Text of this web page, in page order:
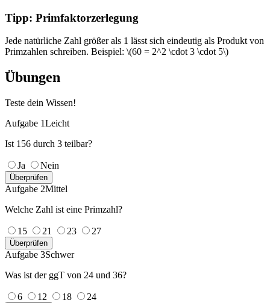
Tipp: Primfaktorzerlegung
Jede natürliche Zahl größer als 1 lässt sich eindeutig als Produkt von
Primzahlen schreiben. Beispiel: \(60 = 2^2 \cdot 3 \cdot 5\)
Übungen
Teste dein Wissen!
Aufgabe 1Leicht
Ist 156 durch 3 teilbar?
Ja Nein
Überprüfen
Aufgabe 2Mittel
Welche Zahl ist eine Primzahl?
15 21 23 27
Überprüfen
Aufgabe 3Schwer
Was ist der ggT von 24 und 36?
6 12 18 24